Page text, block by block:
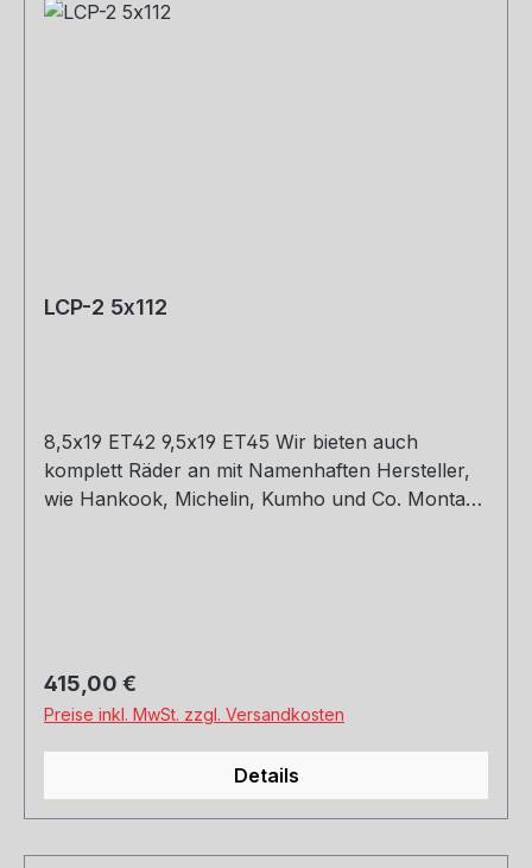
LCP-2 5x112
8,5x19 ET42 9,5x19 ET45 Wir bieten auch
komplett Räder an mit Namenhaften Hersteller,
wie Hankook, Michelin, Kumho und Co. Montage
Regulärer Preis:
415,00 €
Preise inkl. MwSt. zzgl. Versandkosten
Details